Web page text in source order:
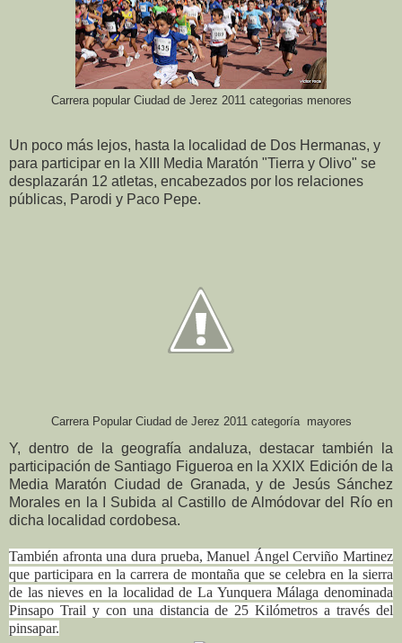
Carrera popular Ciudad de Jerez 2011 categorias menores
Un poco más lejos, hasta la localidad de Dos Hermanas, y
para participar en la XIII Media Maratón "Tierra y Olivo" se
desplazarán 12 atletas, encabezados por los relaciones
públicas, Parodi y Paco Pepe.
Carrera Popular Ciudad de Jerez 2011 categoría mayores
Y, dentro de la geografía andaluza, destacar también la
participación de Santiago Figueroa en la XXIX Edición de la
Media Maratón Ciudad de Granada, y de Jesús Sánchez
Morales en la I Subida al Castillo de Almódovar del Río en
dicha localidad cordobesa.
También afronta una dura prueba, Manuel Ángel Cerviño Martinez
que participara en la carrera de montaña que se celebra en la sierra
de las nieves en la localidad de La Yunquera Málaga denominada
Pinsapo Trail y con una distancia de 25 Kilómetros através del
pinsapar.